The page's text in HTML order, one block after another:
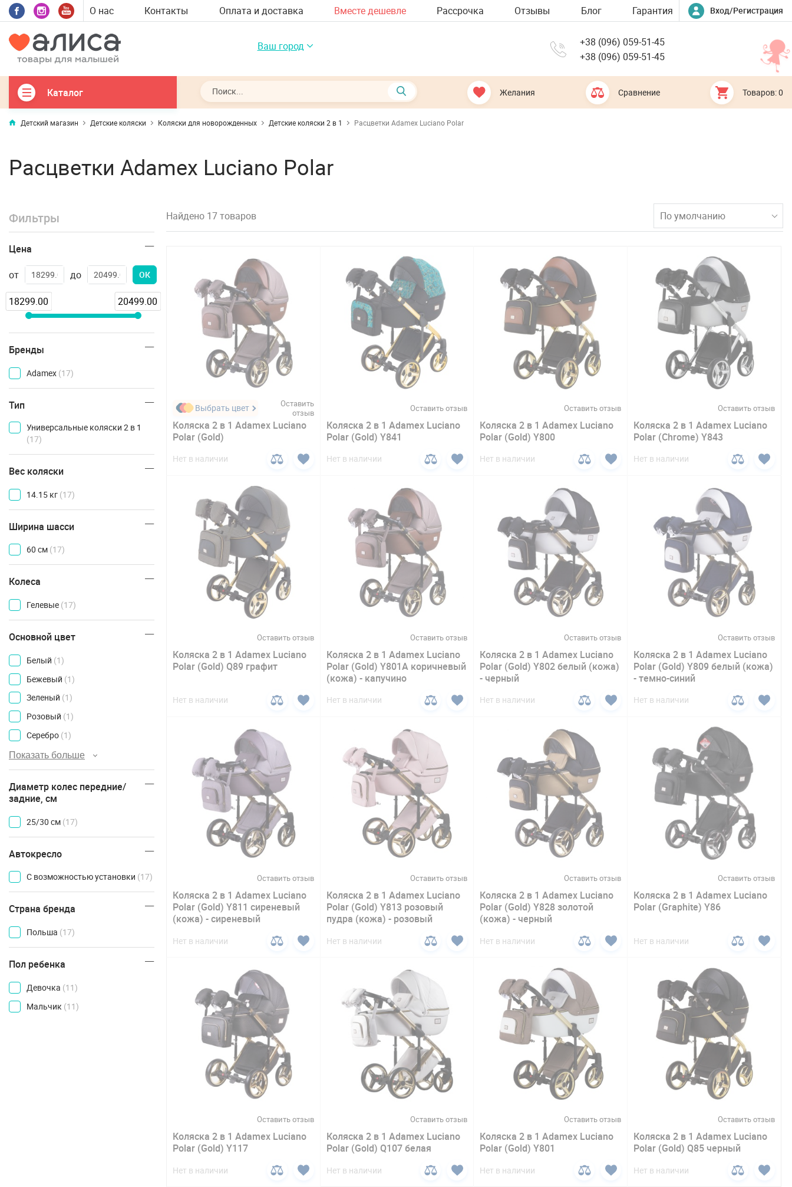
О нас Контакты Оплата и доставка Вместе дешевле Рассрочка Отзывы Блог Гарантия Вход/Регистрация
Ваш город
+38 (096) 059-51-45
+38 (096) 059-51-45
Каталог Желания Сравнение Товаров: 0
Детский магазин Детские коляски Коляски для новорожденных Детские коляски 2 в 1 Расцветки Adamex Luciano Polar
Расцветки Adamex Luciano Polar
Фильтры
Цена
от
до ОК
18299.00 20499.00
Бренды
Adamex (17)
Тип
Универсальные коляски 2 в 1
(17)
Вес коляски
14.15 кг (17)
Ширина шасси
60 см (17)
Колеса
Гелевые (17)
Основной цвет
Белый (1)
Бежевый (1)
Зеленый (1)
Розовый (1)
Серебро (1)
Показать больше
Диаметр колес передние/
задние, см
25/30 см (17)
Автокресло
С возможностью установки (17)
Страна бренда
Польша (17)
Пол ребенка
Девочка (11)
Мальчик (11)
Найдено 17 товаров По умолчанию
Выбрать цвет
Оставить
отзыв
Коляска 2 в 1 Adamex Luciano
Polar (Gold)
Нет в наличии
Оставить отзыв
Коляска 2 в 1 Adamex Lucianо
Polar (Gold) Y841
Нет в наличии
Оставить отзыв
Коляска 2 в 1 Adamex Luciano
Polar (Gold) Y800
Нет в наличии
Оставить отзыв
Коляска 2 в 1 Adamex Luciano
Polar (Chrome) Y843
Нет в наличии
Оставить отзыв
Коляска 2 в 1 Adamex Luciano
Polar (Gold) Q89 графит
Нет в наличии
Оставить отзыв
Коляска 2 в 1 Adamex Luciano
Polar (Gold) Y801A коричневый
(кожа) - капучино
Нет в наличии
Оставить отзыв
Коляска 2 в 1 Adamex Luciano
Polar (Gold) Y802 белый (кожа)
- черный
Нет в наличии
Оставить отзыв
Коляска 2 в 1 Adamex Luciano
Polar (Gold) Y809 белый (кожа)
- темно-синий
Нет в наличии
Оставить отзыв
Коляска 2 в 1 Adamex Luciano
Polar (Gold) Y811 сиреневый
(кожа) - сиреневый
Нет в наличии
Оставить отзыв
Коляска 2 в 1 Adamex Luciano
Polar (Gold) Y813 розовый
пудра (кожа) - розовый
Нет в наличии
Оставить отзыв
Коляска 2 в 1 Adamex Luciano
Polar (Gold) Y828 золотой
(кожа) - черный
Нет в наличии
Оставить отзыв
Коляска 2 в 1 Adamex Lucianо
Polar (Graphite) Y86
Нет в наличии
Оставить отзыв
Коляска 2 в 1 Adamex Lucianо
Polar (Gold) Y117
Нет в наличии
Оставить отзыв
Коляска 2 в 1 Adamex Lucianо
Polar (Gold) Q107 белая
Нет в наличии
Оставить отзыв
Коляска 2 в 1 Adamex Luciano
Polar (Gold) Y801
Нет в наличии
Оставить отзыв
Коляска 2 в 1 Adamex Luciano
Polar (Gold) Q85 черный
Нет в наличии